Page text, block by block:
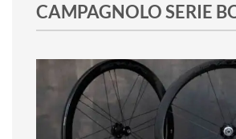
CAMPAGNOLO SERIE